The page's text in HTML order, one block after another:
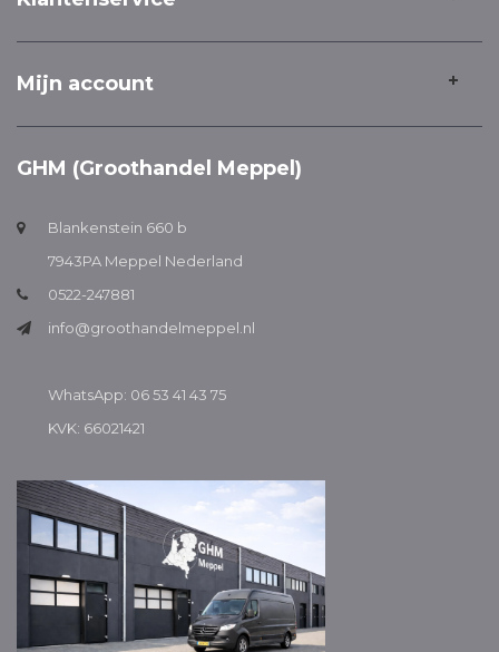
Mijn account
GHM (Groothandel Meppel)
Blankenstein 660 b
7943PA Meppel Nederland
0522-247881
info@groothandelmeppel.nl
WhatsApp: 06 53 41 43 75
KVK: 66021421